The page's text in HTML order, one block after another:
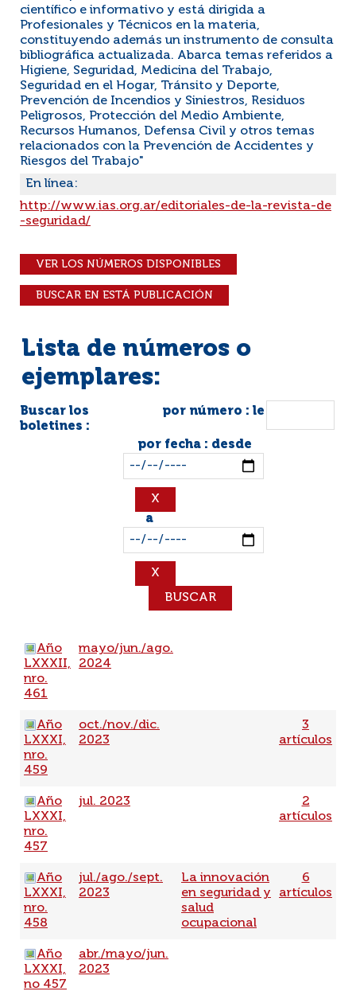
científico e informativo y está dirigida a
Profesionales y Técnicos en la materia,
constituyendo además un instrumento de consulta
bibliográfica actualizada. Abarca temas referidos a
Higiene, Seguridad, Medicina del Trabajo,
Seguridad en el Hogar, Tránsito y Deporte,
Prevención de Incendios y Siniestros, Residuos
Peligrosos, Protección del Medio Ambiente,
Recursos Humanos, Defensa Civil y otros temas
relacionados con la Prevención de Accidentes y
Riesgos del Trabajo"
En línea:
http://www.ias.org.ar/editoriales-de-la-revista-de
-seguridad/
VER LOS NÚMEROS DISPONIBLES
BUSCAR EN ESTÁ PUBLICACIÓN
Lista de números o
ejemplares:
Buscar los
boletines :
por número : le
por fecha : desde
a
Año
LXXXII,
nro.
461
mayo/jun./ago.
2024
Año
LXXXI,
nro.
459
oct./nov./dic.
2023
3
artículos
Año
LXXXI,
nro.
457
jul. 2023
2
artículos
Año
LXXXI,
nro.
458
jul./ago./sept.
2023
La innovación
en seguridad y
salud
ocupacional
6
artículos
Año
LXXXI,
no 457
abr./mayo/jun.
2023